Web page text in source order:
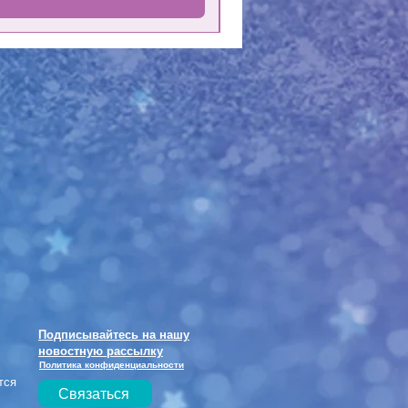
Подписывайтесь на нашу
новостную рассылку
Политика конфиденциальности
Связаться